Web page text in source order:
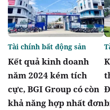
Kết quả kinh doanh
năm 2024 kém tích
cực, BGI Group có còn
khả năng hợp nhất đơn
Tài chính bất động sản